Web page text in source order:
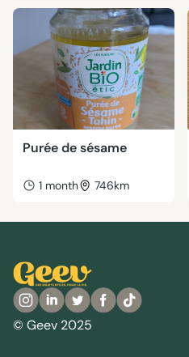
Purée de sésame
1 month 746km
© Geev 2025